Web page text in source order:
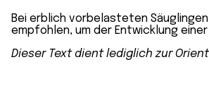
Bei erblich vorbelasteten
empfohlen, um der Entwicklung
Dieser Text dient lediglich zur